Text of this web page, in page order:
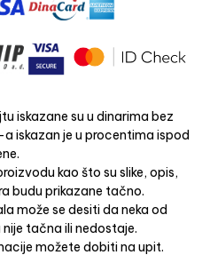
iskazane su u dinarima bez
iskazan je u procentima ispod
kao što su slike, opis,
budu prikazane tačno.
može se desiti da neka od
tačna ili nedostaje.
možete dobiti na upit.